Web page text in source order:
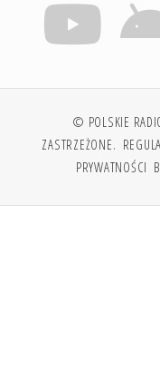
© POLSKIE
ZASTRZEŻONE.
PRYWATNOŚCI